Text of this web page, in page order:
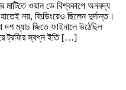
মাটিতে ওয়ান ডে বিশ্বকাপে অনবদ্য
নয়, ফিল্ডিংয়েও ছিলেন দুর্দান্ত।
দশ ম্যাচ জিতে ফাইনালে উঠেছিল
ট্রফির স্বপ্ন ইতি […]